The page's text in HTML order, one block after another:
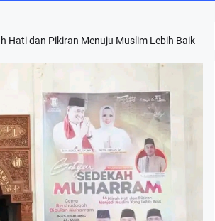
Hati dan Pikiran Menuju Muslim Lebih Baik